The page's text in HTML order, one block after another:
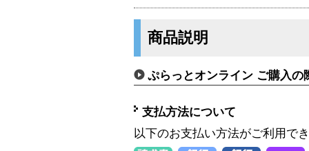
商品説明
ぷらっとオンライン ご購入の
支払方法について
以下のお支払い方法がご利用で